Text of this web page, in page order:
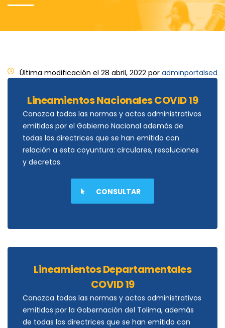
Última modificación el 28 abril, 2022 por adminportalsed
Lineamientos Nacionales COVID 19
Conozca todas las normas y actos administrativos
emitidos por el Gobierno Nacional además de
todas las directrices que se han emitido con
relación a esta coyuntura: circulares, resoluciones
y decretos.
CONSULTAR
Lineamientos Departamentales
COVID 19
Conozca todas las normas y actos administrativos
emitidos por la Gobernación del Tolima, además
de todas las directrices que se han emitido con